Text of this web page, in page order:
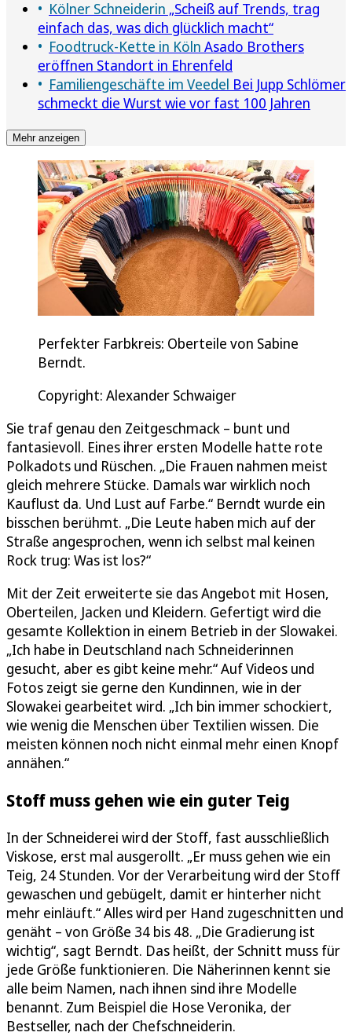
Kölner Schneiderin „Scheiß auf Trends, trag
einfach das, was dich glücklich macht“
Foodtruck-Kette in Köln Asado Brothers
eröffnen Standort in Ehrenfeld
Familiengeschäfte im Veedel Bei Jupp Schlömer
schmeckt die Wurst wie vor fast 100 Jahren
Mehr anzeigen
Perfekter Farbkreis: Oberteile von Sabine
Berndt.
Copyright: Alexander Schwaiger
Sie traf genau den Zeitgeschmack – bunt und
fantasievoll. Eines ihrer ersten Modelle hatte rote
Polkadots und Rüschen. „Die Frauen nahmen meist
gleich mehrere Stücke. Damals war wirklich noch
Kauflust da. Und Lust auf Farbe.“ Berndt wurde ein
bisschen berühmt. „Die Leute haben mich auf der
Straße angesprochen, wenn ich selbst mal keinen
Rock trug: Was ist los?“
Mit der Zeit erweiterte sie das Angebot mit Hosen,
Oberteilen, Jacken und Kleidern. Gefertigt wird die
gesamte Kollektion in einem Betrieb in der Slowakei.
„Ich habe in Deutschland nach Schneiderinnen
gesucht, aber es gibt keine mehr.“ Auf Videos und
Fotos zeigt sie gerne den Kundinnen, wie in der
Slowakei gearbeitet wird. „Ich bin immer schockiert,
wie wenig die Menschen über Textilien wissen. Die
meisten können noch nicht einmal mehr einen Knopf
annähen.“
Stoff muss gehen wie ein guter Teig
In der Schneiderei wird der Stoff, fast ausschließlich
Viskose, erst mal ausgerollt. „Er muss gehen wie ein
Teig, 24 Stunden. Vor der Verarbeitung wird der Stoff
gewaschen und gebügelt, damit er hinterher nicht
mehr einläuft.“ Alles wird per Hand zugeschnitten und
genäht – von Größe 34 bis 48. „Die Gradierung ist
wichtig“, sagt Berndt. Das heißt, der Schnitt muss für
jede Größe funktionieren. Die Näherinnen kennt sie
alle beim Namen, nach ihnen sind ihre Modelle
benannt. Zum Beispiel die Hose Veronika, der
Bestseller, nach der Chefschneiderin.